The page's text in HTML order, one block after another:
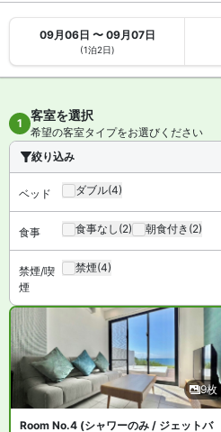
09月06日 〜 09月07日
(1泊2日)
1
客室を選択
希望の客室タイプをお選びください
絞り込み
ベッド ダブル(4)
食事 食事なし (2) 朝食付き (2)
禁煙/喫
煙
禁煙(4)
9枚
Room No.4 (シャワーのみ / ジェットバ